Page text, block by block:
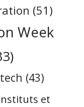
(51)
Week
(43)
et